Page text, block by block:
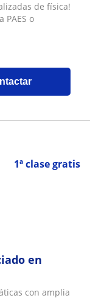
de física!
PAES o
1ª clase gratis
en
con amplia